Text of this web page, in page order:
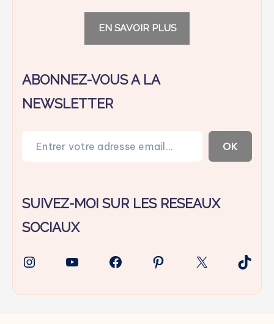
EN SAVOIR PLUS
ABONNEZ-VOUS A LA
NEWSLETTER
OK
SUIVEZ-MOI SUR LES RESEAUX
SOCIAUX
InstagramYouTubeFacebookPinterest
X